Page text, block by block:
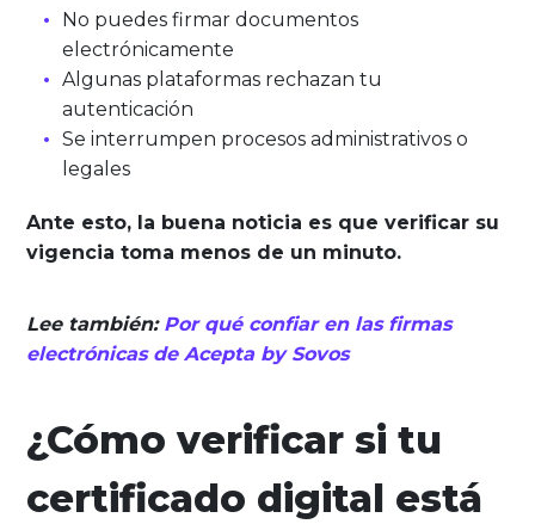
No puedes firmar documentos
electrónicamente
Algunas plataformas rechazan tu
autenticación
Se interrumpen procesos administrativos o
legales
Ante esto, la buena noticia es que verificar su
vigencia toma menos de un minuto.
Lee también: Por qué confiar en las firmas
electrónicas de Acepta by Sovos
¿Cómo verificar si tu
certificado digital está